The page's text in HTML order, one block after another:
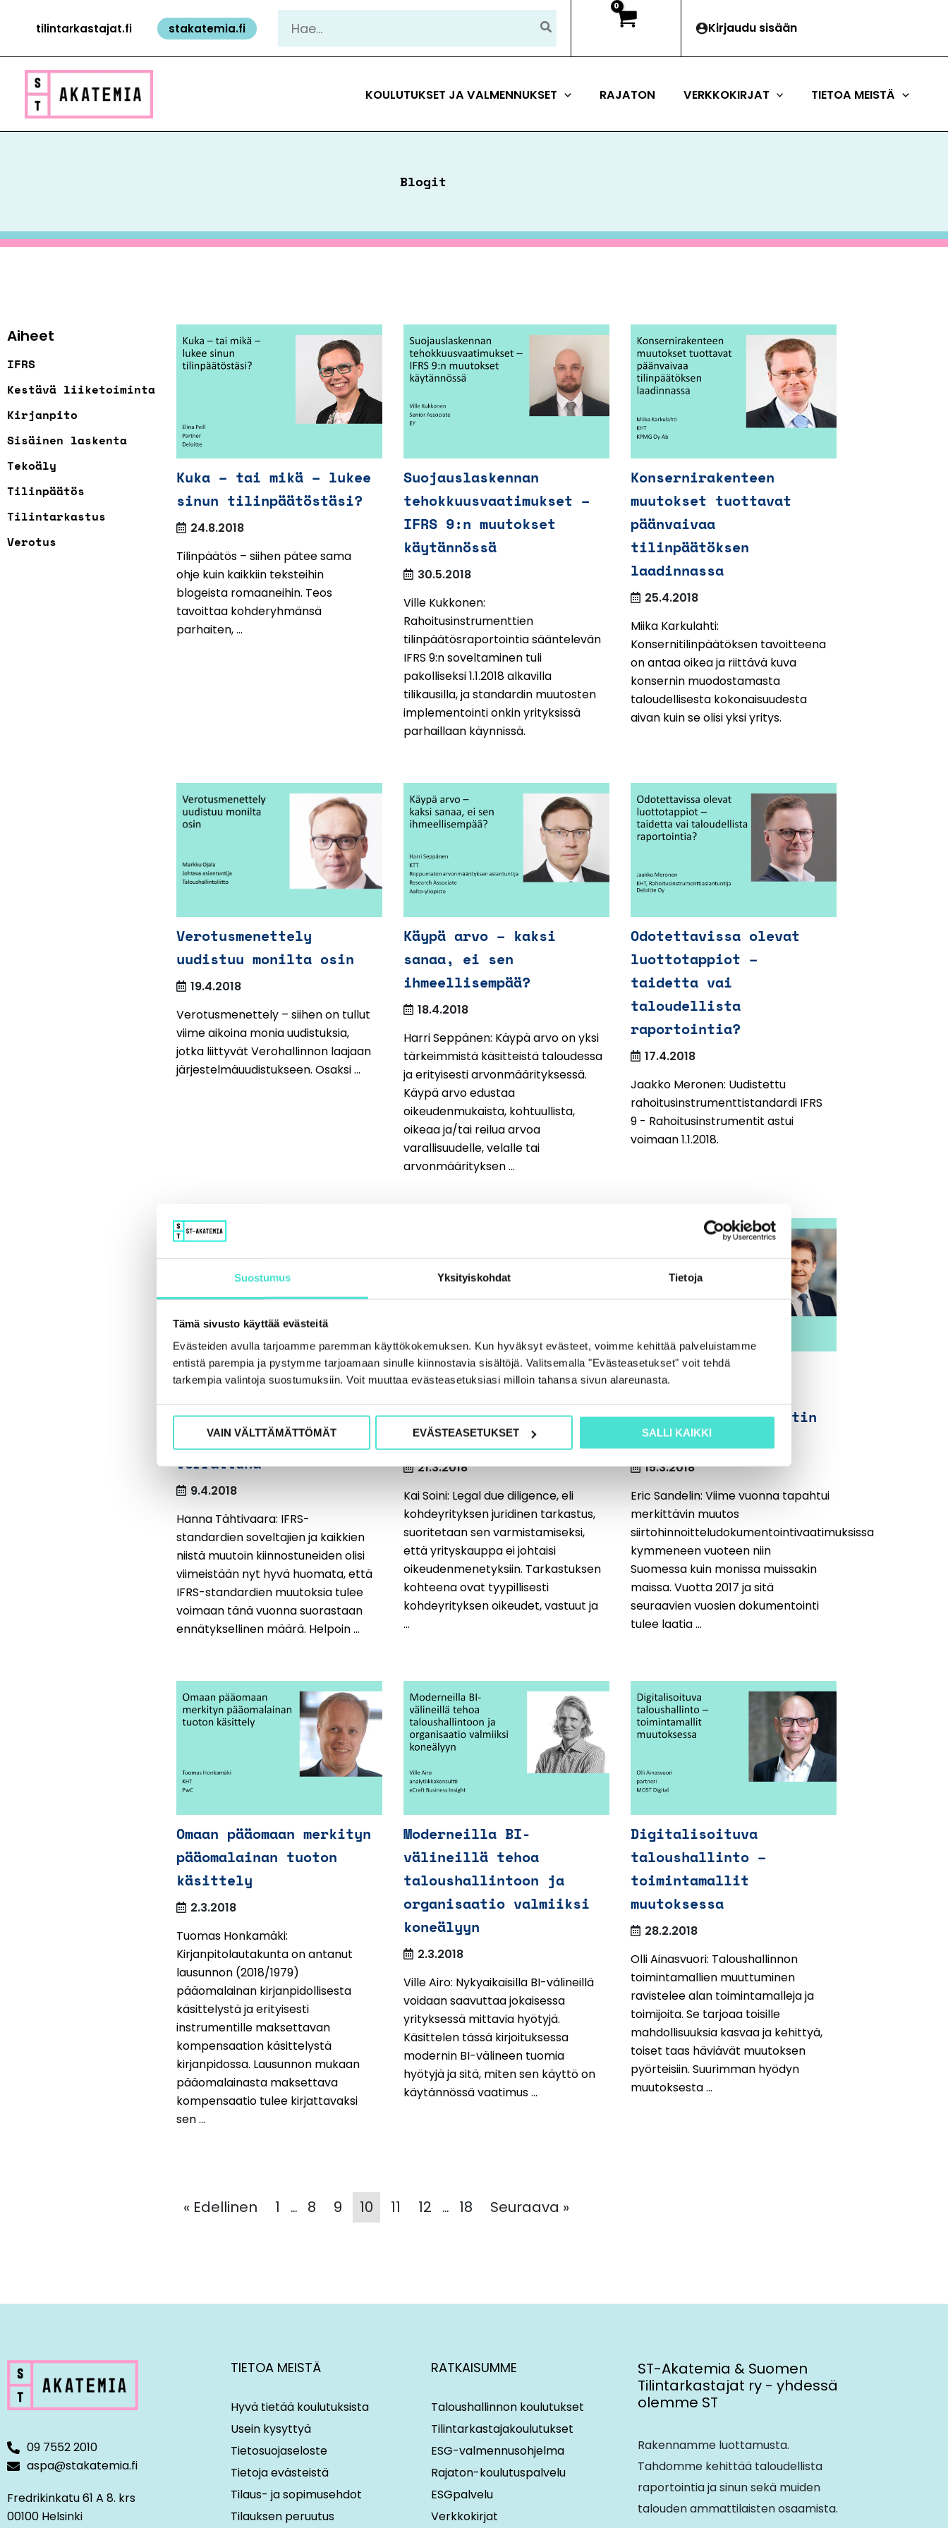
Suostumus Yksityiskohdat Tietoja
Tämä sivusto käyttää evästeitä
Evästeiden avulla tarjoamme paremman käyttökokemuksen. Kun hyväksyt evästeet, voimme kehittää palveluistamme
entistä parempia ja pystymme tarjoamaan sinulle kiinnostavia sisältöjä. Valitsemalla "Evästeasetukset" voit tehdä
tarkempia valintoja suostumuksiin. Voit muuttaa evästeasetuksiasi milloin tahansa sivun alareunasta.
VAIN VÄLTTÄMÄTTÖMÄT EVÄSTEASETUKSET SALLI KAIKKI
sisältööntilintarkastajat.fi stakatemia.fi Kirjaudu sisään
KOULUTUKSET JA VALMENNUKSET RAJATON VERKKOKIRJAT TIETOA MEISTÄ
Blogit
Aiheet
IFRS
Kestävä liiketoiminta
Kirjanpito
Sisäinen laskenta
Tekoäly
Tilinpäätös
Tilintarkastus
Verotus
Kuka – tai mikä – lukee
sinun tilinpäätöstäsi?
24.8.2018
Tilinpäätös – siihen pätee sama
ohje kuin kaikkiin teksteihin
blogeista romaaneihin. Teos
tavoittaa kohderyhmänsä
parhaiten, ...
Suojauslaskennan
tehokkuusvaatimukset –
IFRS 9:n muutokset
käytännössä
30.5.2018
Ville Kukkonen:
Rahoitusinstrumenttien
tilinpäätösraportointia sääntelevän
IFRS 9:n soveltaminen tuli
pakolliseksi 1.1.2018 alkavilla
tilikausilla, ja standardin muutosten
implementointi onkin yrityksissä
parhaillaan käynnissä.
Konsernirakenteen
muutokset tuottavat
päänvaivaa
tilinpäätöksen
laadinnassa
25.4.2018
Miika Karkulahti:
Konsernitilinpäätöksen tavoitteena
on antaa oikea ja riittävä kuva
konsernin muodostamasta
taloudellisesta kokonaisuudesta
aivan kuin se olisi yksi yritys.
Verotusmenettely
uudistuu monilta osin
19.4.2018
Verotusmenettely – siihen on tullut
viime aikoina monia uudistuksia,
jotka liittyvät Verohallinnon laajaan
järjestelmäuudistukseen. Osaksi ...
Käypä arvo – kaksi
sanaa, ei sen
ihmeellisempää?
18.4.2018
Harri Seppänen: Käypä arvo on yksi
tärkeimmistä käsitteistä taloudessa
ja erityisesti arvonmäärityksessä.
Käypä arvo edustaa
oikeudenmukaista, kohtuullista,
oikeaa ja/tai reilua arvoa
varallisuudelle, velalle tai
arvonmäärityksen ...
Odotettavissa olevat
luottotappiot –
taidetta vai
taloudellista
raportointia?
17.4.2018
Jaakko Meronen: Uudistettu
rahoitusinstrumenttistandardi IFRS
9 - Rahoitusinstrumentit astui
voimaan 1.1.2018.
IFRS-standardit 2018
Ennätysmäärä muutoksia
edellisvuoteen
verrattuna
9.4.2018
Hanna Tähtivaara: IFRS-
standardien soveltajien ja kaikkien
niistä muutoin kiinnostuneiden olisi
viimeistään nyt hyvä huomata, että
IFRS-standardien muutoksia tulee
voimaan tänä vuonna suorastaan
ennätyksellinen määrä. Helpoin ...
Legal due diligence
oleellinen osa ostajan
selonottovelvollisuutta
21.3.2018
Kai Soini: Legal due diligence, eli
kohdeyrityksen juridinen tarkastus,
suoritetaan sen varmistamiseksi,
että yrityskauppa ei johtaisi
oikeudenmenetyksiin. Tarkastuksen
kohteena ovat tyypillisesti
kohdeyrityksen oikeudet, vastuut ja
...
Käytännön vinkit
dokumentointiprojektin
läpiviemiseksi
15.3.2018
Eric Sandelin: Viime vuonna tapahtui
merkittävin muutos
siirtohinnoitteludokumentointivaatimuksissa
kymmeneen vuoteen niin
Suomessa kuin monissa muissakin
maissa. Vuotta 2017 ja sitä
seuraavien vuosien dokumentointi
tulee laatia ...
Omaan pääomaan merkityn
pääomalainan tuoton
käsittely
2.3.2018
Tuomas Honkamäki:
Kirjanpitolautakunta on antanut
lausunnon (2018/1979)
pääomalainan kirjanpidollisesta
käsittelystä ja erityisesti
instrumentille maksettavan
kompensaation käsittelystä
kirjanpidossa. Lausunnon mukaan
pääomalainasta maksettava
kompensaatio tulee kirjattavaksi
sen ...
Moderneilla BI-
välineillä tehoa
taloushallintoon ja
organisaatio valmiiksi
koneälyyn
2.3.2018
Ville Airo: Nykyaikaisilla BI-välineillä
voidaan saavuttaa jokaisessa
yrityksessä mittavia hyötyjä.
Käsittelen tässä kirjoituksessa
modernin BI-välineen tuomia
hyötyjä ja sitä, miten sen käyttö on
käytännössä vaatimus ...
Digitalisoituva
taloushallinto –
toimintamallit
muutoksessa
28.2.2018
Olli Ainasvuori: Taloushallinnon
toimintamallien muuttuminen
ravistelee alan toimintamalleja ja
toimijoita. Se tarjoaa toisille
mahdollisuuksia kasvaa ja kehittyä,
toiset taas häviävät muutoksen
pyörteisiin. Suurimman hyödyn
muutoksesta ...
« Edellinen 1 … 8 9 10 11 12 … 18 Seuraava »
09 7552 2010
aspa@stakatemia.fi
Fredrikinkatu 61 A 8. krs
00100 Helsinki
TIETOA MEISTÄ
Hyvä tietää koulutuksista
Usein kysyttyä
Tietosuojaseloste
Tietoja evästeistä
Tilaus- ja sopimusehdot
Tilauksen peruutus
RATKAISUMME
Taloushallinnon koulutukset
Tilintarkastajakoulutukset
ESG-valmennusohjelma
Rajaton-koulutuspalvelu
ESGpalvelu
Verkkokirjat
ST-Akatemia & Suomen
Tilintarkastajat ry - yhdessä
olemme ST
Rakennamme luottamusta.
Tahdomme kehittää taloudellista
raportointia ja sinun sekä muiden
talouden ammattilaisten osaamista.